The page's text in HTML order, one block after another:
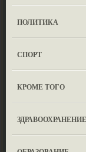
ПОЛИТИКА
СПОРТ
КРОМЕ ТОГО
ЗДРАВООХРАНЕНИЕ